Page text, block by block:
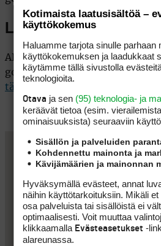
Lisätiedot
AK-Matkojen kohdekuvaus,
golfkenttien kuvaukset sekä
täältä
Kotimaista laatusisältöä –
käyttökokemus
Haluamme tarjota sinulle parhaan
käyttökokemuksen ja laadukkaat
käytämme tällä sivustolla
teknologioita.
Otava ja sen (95) teknologia- ja
keräävät tietoa (esim.
ominaisuuk­sista) seuraaviin
Sisällön ja palveluiden
Kohdennettu mainonta ja
Kävijämäärien ja mainonnan
Hyväksymällä evästeet, annat
näihin käyttötarkoituksiin. Mikäli
osa palveluista tai sisällöistä ei
optimaalisesti. Voit muuttaa
klikkaamalla Evästeasetukset -
alareunassa.